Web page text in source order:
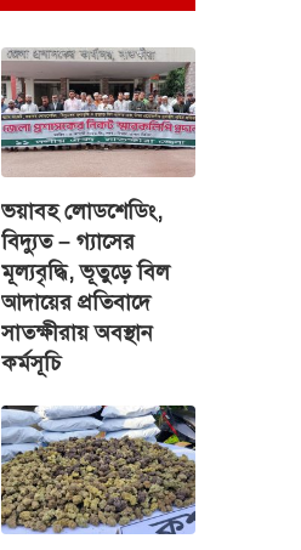
ভয়াবহ লোডশেডিং,
বিদ্যুত – গ্যাসের
মূল্যবৃদ্ধি, ভূতুড়ে বিল
আদায়ের প্রতিবাদে
সাতক্ষীরায় অবস্থান
কর্মসূচি